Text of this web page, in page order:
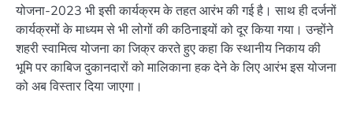
योजना-2023 भी इसी कार्यक्रम के तहत आरंभ की गई है। साथ ही दर्जनों
कार्यक्रमों के माध्यम से भी लोगों की कठिनाइयों को दूर किया गया। उन्होंने
शहरी स्वामित्व योजना का जिक्र करते हुए कहा कि स्थानीय निकाय की
भूमि पर काबिज दुकानदारों को मालिकाना हक देने के लिए आरंभ इस योजना
को अब विस्तार दिया जाएगा।